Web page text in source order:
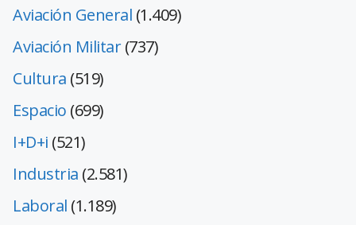
Aviación General (1.409)
Aviación Militar(737)
Cultura (519)
Espacio (699)
I+D+i (521)
Industria (2.581)
Laboral (1.189)